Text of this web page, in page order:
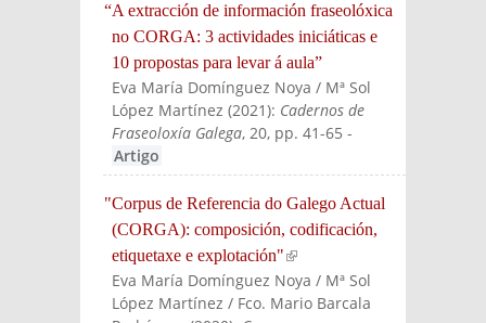
“A extracción de información fraseolóxica
no CORGA: 3 actividades iniciáticas e
10 propostas para levar á aula”
Eva María Domínguez Noya / Mª Sol
López Martínez(2021): Cadernos de
Fraseoloxía Galega, 20, pp. 41-65-
Artigo
"Corpus de Referencia do Galego Actual
(CORGA): composición, codificación,
etiquetaxe e explotación"(link is external)
Eva María Domínguez Noya / Mª Sol
López Martínez / Fco. Mario Barcala